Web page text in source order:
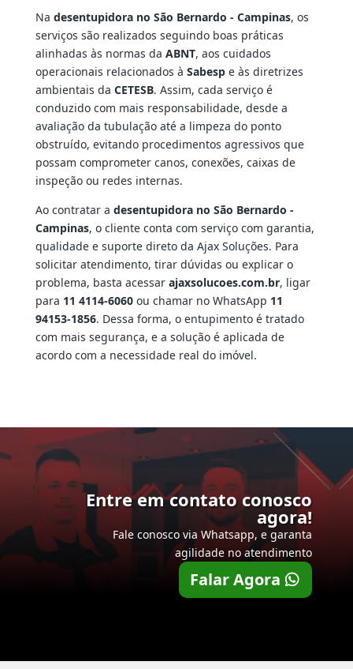
Na desentupidora no São Bernardo - Campinas, os
serviços são realizados seguindo boas práticas
alinhadas às normas da ABNT, aos cuidados
operacionais relacionados à Sabespe às diretrizes
ambientais da CETESB. Assim, cada serviço é
conduzido com mais responsabilidade, desde a
avaliação da tubulação até a limpeza do ponto
obstruído, evitando procedimentos agressivos que
possam comprometer canos, conexões, caixas de
inspeção ou redes internas.
Ao contratar a desentupidora no São Bernardo -
Campinas, o cliente conta com serviço com garantia,
qualidade e suporte direto da Ajax Soluções. Para
solicitar atendimento, tirar dúvidas ou explicar o
problema, basta acessar ajaxsolucoes.com.br, ligar
para 11 4114-6060ou chamar no WhatsApp 11
94153-1856. Dessa forma, o entupimento é tratado
com mais segurança, e a solução é aplicada de
acordo com a necessidade real do imóvel.
Entre em contato conosco
agora!
Fale conosco via Whatsapp, e garanta
agilidade no atendimento
Falar Agora